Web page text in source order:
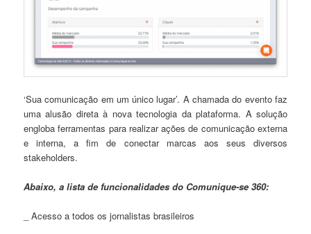
‘Sua comunicação em um único lugar’. A chamada do evento faz
uma alusão direta à nova tecnologia da plataforma. A solução
engloba ferramentas para realizar ações de comunicação externa
e interna, a fim de conectar marcas aos seus diversos
stakeholders.
Abaixo, a lista de funcionalidades do Comunique-se 360:
_ Acesso a todos os jornalistas brasileiros